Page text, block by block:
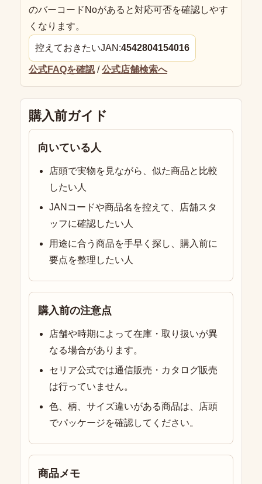
のバーコードNoがあると対応可否を確認しやす
くなります。
控えておきたいJAN:4542804154016
公式FAQを確認 /公式店舗検索へ
購入前ガイド
向いている人
店頭で実物を見ながら、似た商品と比較
したい人
JANコードや商品名を控えて、店舗スタ
ッフに確認したい人
用途に合う商品を手早く探し、購入前に
要点を整理したい人
購入前の注意点
店舗や時期によって在庫・取り扱いが異
なる場合があります。
セリア公式では通信販売・カタログ販売
は行っていません。
色、柄、サイズ違いがある商品は、店頭
でパッケージを確認してください。
商品メモ